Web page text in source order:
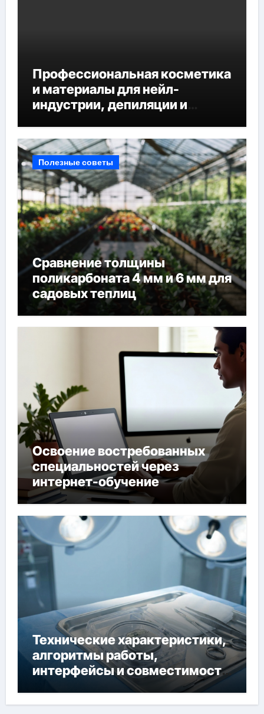
Профессиональная косметика
и материалы для нейл-
индустрии, депиляции и
Полезные советы
Сравнение толщины
поликарбоната 4 мм и 6 мм для
садовых теплиц
Освоение востребованных
специальностей через
интернет-обучение
Технические характеристики,
алгоритмы работы,
интерфейсы и совместимость
двухкамерного ЭКС Apollo DR